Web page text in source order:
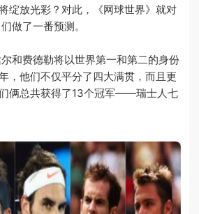
绽放光彩？对此，《网球世界》就对
做了一番预测。
费德勒将以世界第一和第二的身份
，他们不仅平分了四大满贯，而且更
俩总共获得了13个冠军——瑞士人七